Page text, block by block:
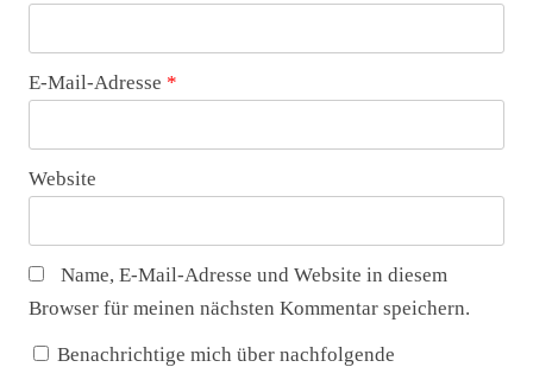
E-Mail-Adresse *
Website
Name, E-Mail-Adresse und Website in diesem
Browser für meinen nächsten Kommentar speichern.
Benachrichtige mich über nachfolgende